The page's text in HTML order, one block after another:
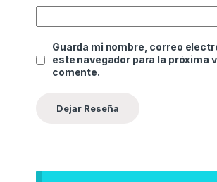
Guarda mi nombre, correo
este navegador para la próxima
comente.